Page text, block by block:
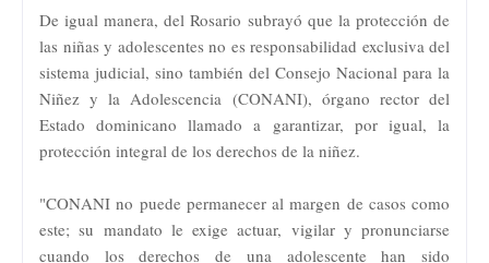
De igual manera, del Rosario subrayó que la protección de
las niñas y adolescentes no es responsabilidad exclusiva del
sistema judicial, sino también del Consejo Nacional para la
Niñez y la Adolescencia (CONANI), órgano rector del
Estado dominicano llamado a garantizar, por igual, la
protección integral de los derechos de la niñez.
"CONANI no puede permanecer al margen de casos como
este; su mandato le exige actuar, vigilar y pronunciarse
cuando los derechos de una adolescente han sido